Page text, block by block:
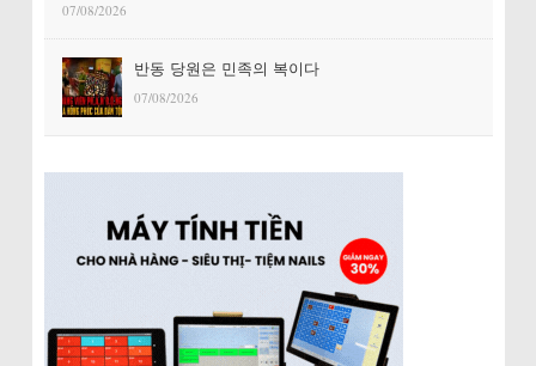
07/08/2026
반동 당원은 민족의 복이다
07/08/2026